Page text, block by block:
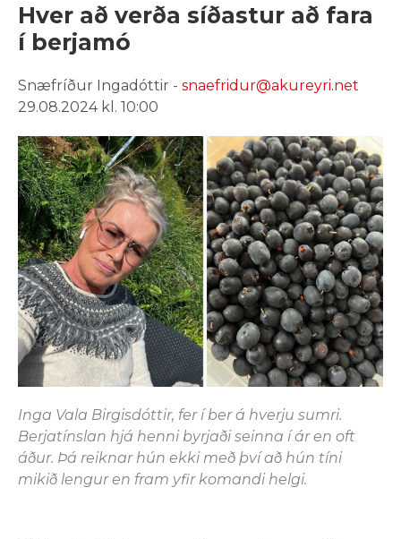
Hver að verða síðastur að fara
í berjamó
Snæfríður Ingadóttir - snaefridur@akureyri.net
29.08.2024 kl. 10:00
Inga Vala Birgisdóttir, fer í ber á hverju sumri.
Berjatínslan hjá henni byrjaði seinna í ár en oft
áður. Þá reiknar hún ekki með því að hún tíni
mikið lengur en fram yfir komandi helgi.